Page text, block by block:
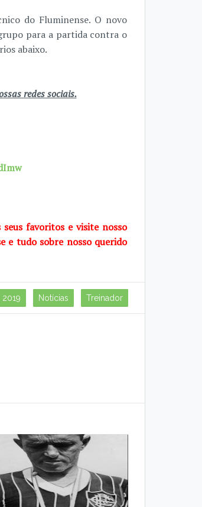
do Fluminense. O novo
para a partida contra o
abaixo.
redes sociais.
favoritos e visite nosso
e tudo sobre nosso querido
2019 Notícias Treinador